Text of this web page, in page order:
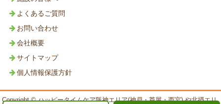
よくあるご質問
お問い合わせ
会社概要
サイトマップ
個人情報保護方針
Copyright © ハッピータイムケア阪神エリア(神戸・芦屋・西宮) や北摂エリ